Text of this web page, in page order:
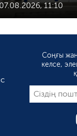
11:10
Соңғы
келсе,